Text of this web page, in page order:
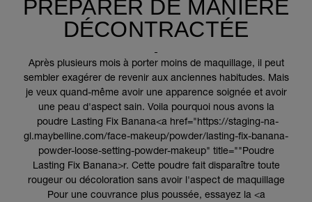
PRÉPARER DE MANIÈRE
DÉCONTRACTÉE
Après plusieurs mois à porter moins de maquillage, il peut
sembler exagérer de revenir aux anciennes habitudes. Mais
je veux quand-même avoir une apparence soignée et avoir
une peau d'aspect sain. Voila pourquoi nous avons la
poudre Lasting Fix Banana<a href="https://staging-na-
gl.maybelline.com/face-makeup/powder/lasting-fix-banana-
powder-loose-setting-powder-makeup" title=""Poudre
Lasting Fix Banana>r. Cette poudre fait disparaître toute
rougeur ou décoloration sans avoir l'aspect de maquillage
Pour une couvrance plus poussée, essayez la <a